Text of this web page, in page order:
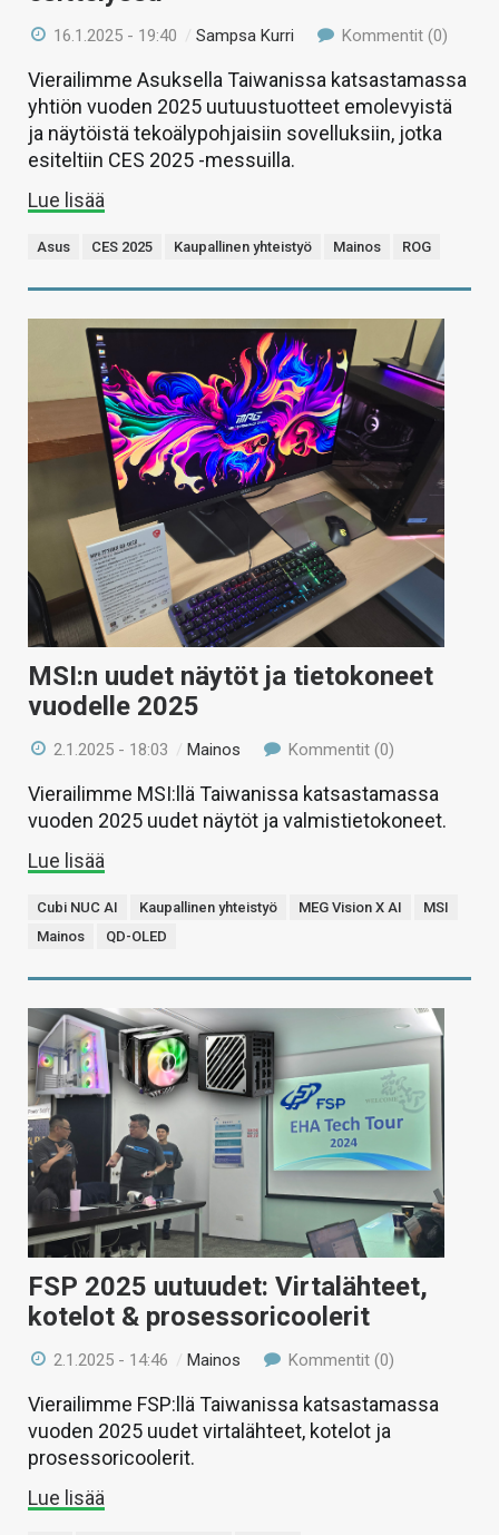
16.1.2025 - 19:40 /Sampsa Kurri Kommentit (0)
Vierailimme Asuksella Taiwanissa katsastamassa
yhtiön vuoden 2025 uutuustuotteet emolevyistä
ja näytöistä tekoälypohjaisiin sovelluksiin, jotka
esiteltiin CES 2025 -messuilla.
Lue lisää
Asus CES 2025 Kaupallinen yhteistyö Mainos ROG
MSI:n uudet näytöt ja tietokoneet
vuodelle 2025
2.1.2025 - 18:03 /Mainos Kommentit (0)
Vierailimme MSI:llä Taiwanissa katsastamassa
vuoden 2025 uudet näytöt ja valmistietokoneet.
Lue lisää
Cubi NUC AI Kaupallinen yhteistyö MEG Vision X AI
MSI
Mainos
QD-OLED
FSP 2025 uutuudet: Virtalähteet,
kotelot & prosessoricoolerit
2.1.2025 - 14:46 / Mainos Kommentit (0)
Vierailimme FSP:llä Taiwanissa katsastamassa
vuoden 2025 uudet virtalähteet, kotelot ja
prosessoricoolerit.
Lue lisää